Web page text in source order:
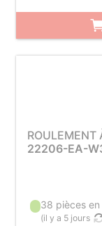
ROULEMENT
22206-EA-
38 pièces
(il y a 5 jours